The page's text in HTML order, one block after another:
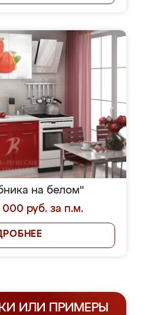
на белом"
000 руб. за п.м.
ИЛИ ПРИМЕРЫ